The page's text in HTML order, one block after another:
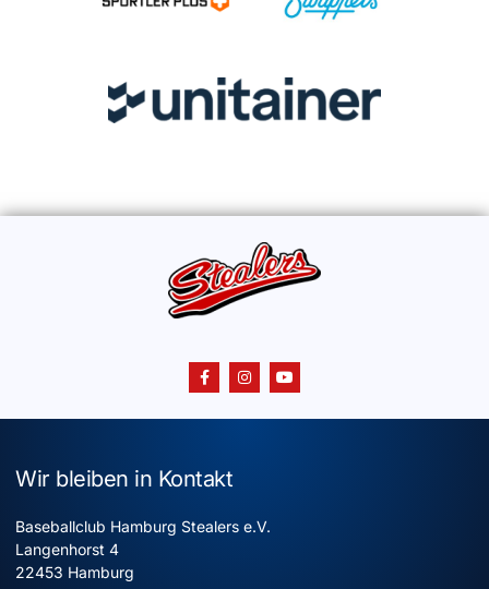
Wir bleiben in Kontakt
Baseballclub Hamburg Stealers e.V.
Langenhorst 4
22453 Hamburg